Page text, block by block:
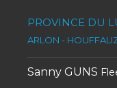
PROVINCE DU
ARLON -
Sanny GUNS